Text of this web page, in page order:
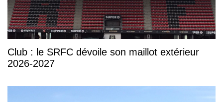
Club : le SRFC dévoile son maillot extérieur
2026-2027